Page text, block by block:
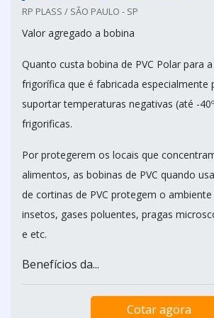
RP PLASS / SÃO PAULO - SP
Valor agregado a bobina
Quanto custa bobina de PVC Polar para
frigorífica que é fabricada especialmente
suportar temperaturas negativas (até -
frigorificas.
Por protegerem os locais que
alimentos, as bobinas de PVC quando
de cortinas de PVC protegem o
insetos, gases poluentes, pragas
e etc.
Benefícios da...
Cotar agora